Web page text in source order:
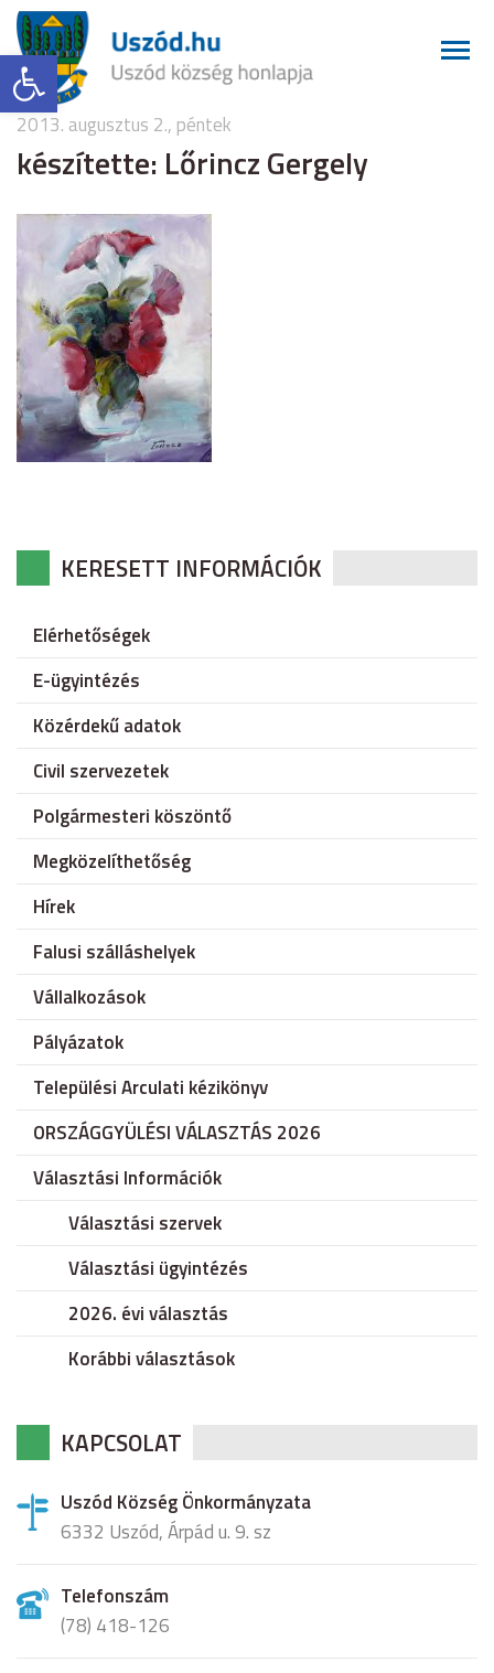
Eszköztár megnyitása
2013. augusztus 2., péntek
készítette: Lőrincz Gergely
KERESETT INFORMÁCIÓK
Elérhetőségek
E-ügyintézés
Közérdekű adatok
Civil szervezetek
Polgármesteri köszöntő
Megközelíthetőség
Hírek
Falusi szálláshelyek
Vállalkozások
Pályázatok
Települési Arculati kézikönyv
ORSZÁGGYÜLÉSI VÁLASZTÁS 2026
Választási Információk
Választási szervek
Választási ügyintézés
2026. évi választás
Korábbi választások
KAPCSOLAT
Uszód Község Önkormányzata
6332 Uszód, Árpád u. 9. sz
Telefonszám
(78) 418-126